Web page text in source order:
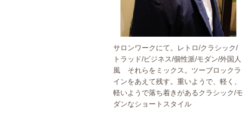
サロンワークにて。レトロ/クラシック/
トラッド/ビジネス/個性派/モダン/外国人
風 それらをミックス。ツーブロックラ
インをあえて残す。重いようで、軽く、
軽いようで落ち着きがあるクラシック/モ
ダンなショートスタイル